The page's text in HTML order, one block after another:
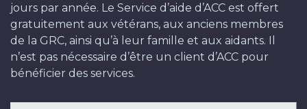
jours par année. Le Service d’aide d’ACC est offert
gratuitement aux vétérans, aux anciens membres
de la GRC, ainsi qu’à leur famille et aux aidants. Il
n’est pas nécessaire d’être un client d’ACC pour
bénéficier des services.